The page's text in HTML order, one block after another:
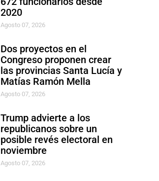
2020
Agosto 07, 2026
Dos proyectos en el
Congreso proponen crear
las provincias Santa Lucía y
Matías Ramón Mella
Agosto 07, 2026
Trump advierte a los
republicanos sobre un
posible revés electoral en
noviembre
Agosto 07, 2026